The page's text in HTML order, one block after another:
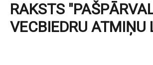
RAKSTS
VECBIEDRU ATMIŅU